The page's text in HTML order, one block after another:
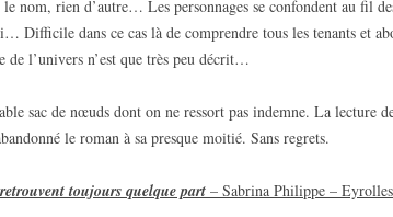
nom, rien d’autre… Les personnages se confondent au fil
Difficile dans ce cas là de comprendre tous les tenants et
de l’univers n’est que très peu décrit…
sac de nœuds dont on ne ressort pas indemne. La lecture
le roman à sa presque moitié. Sans regrets.
toujours quelque part– Sabrina Philippe – Eyrolles